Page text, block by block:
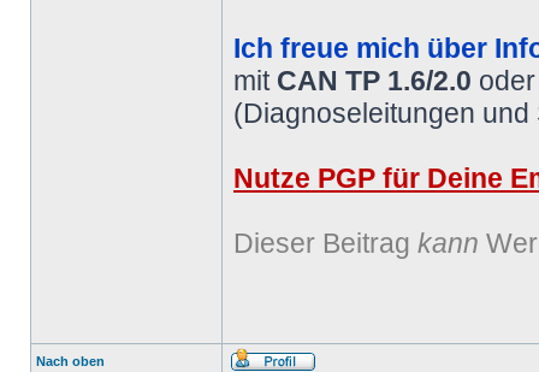
Ich freue mich über
mit CAN TP 1.6/2.0
(Diagnoseleitungen
Nutze PGP für Deine
Dieser Beitrag kann
Nach oben